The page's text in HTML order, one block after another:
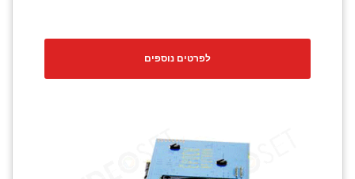
לפרטים נוספים